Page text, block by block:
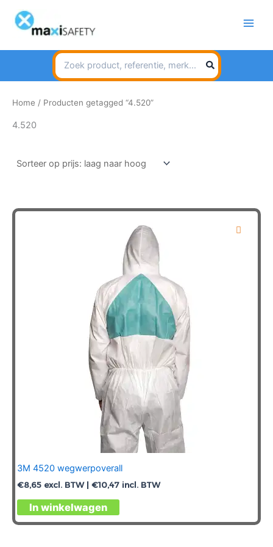
naar
inhoud
Search
for:
Home / Producten getagged “4.520”
4.520
3M 4520 wegwerpoverall
€8,65 excl. BTW | €10,47 incl. BTW
In winkelwagen
Dit
product